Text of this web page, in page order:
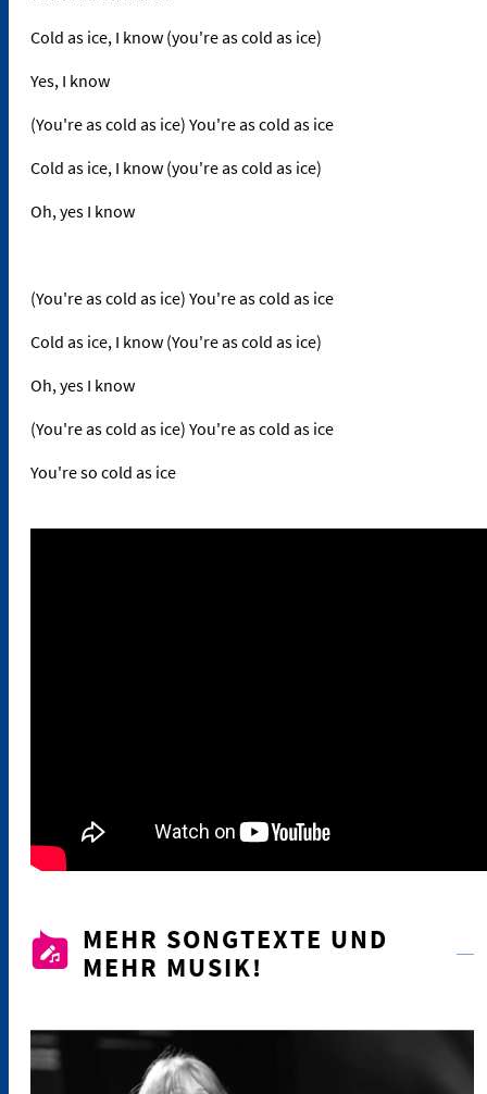
Cold as ice, I know (you're as cold as ice)
Yes, I know
(You're as cold as ice) You're as cold as ice
Cold as ice, I know (you're as cold as ice)
Oh, yes I know
(You're as cold as ice) You're as cold as ice
Cold as ice, I know (You're as cold as ice)
Oh, yes I know
(You're as cold as ice) You're as cold as ice
You're so cold as ice
MEHR SONGTEXTE UND
MEHR MUSIK!